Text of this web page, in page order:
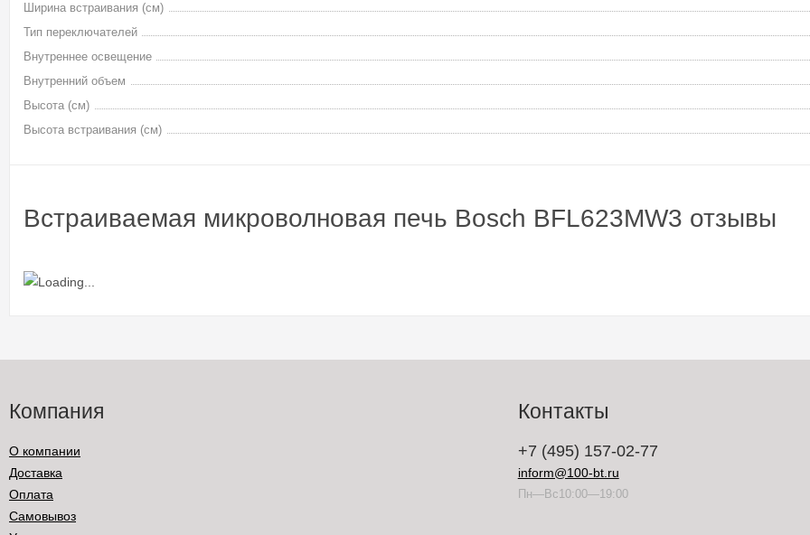
Ширина встраивания (см)
Тип переключателей
Внутреннее освещение
Внутренний объем
Высота (см)
Высота встраивания (см)
Встраиваемая микроволновая печь Bosch BFL623MW3 отзывы
Компания
О компании
Доставка
Оплата
Самовывоз
Контакты
+7 (495) 157-02-77
inform@100-bt.ru
Пн—Вс10:00—19:00